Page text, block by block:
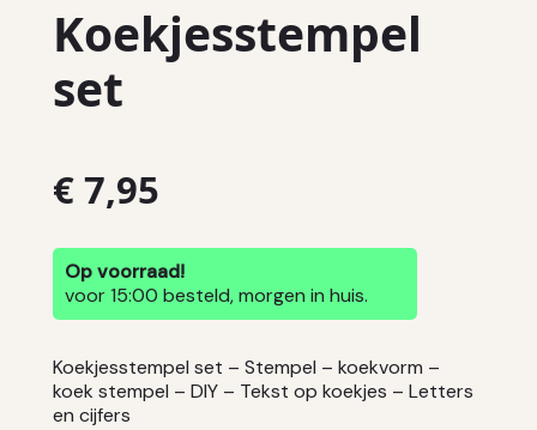
Koekjesstempel
set
€7,95
Op voorraad!
voor 15:00 besteld, morgen in huis.
Koekjesstempel set – Stempel – koekvorm –
koek stempel – DIY – Tekst op koekjes – Letters
en cijfers